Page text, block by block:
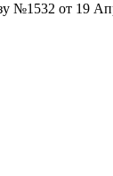
№1532 от 19